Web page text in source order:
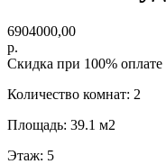
6904000,00
р.
Скидка при 100%
Количество комнат: 2
Площадь: 39.1 м2
Этаж: 5